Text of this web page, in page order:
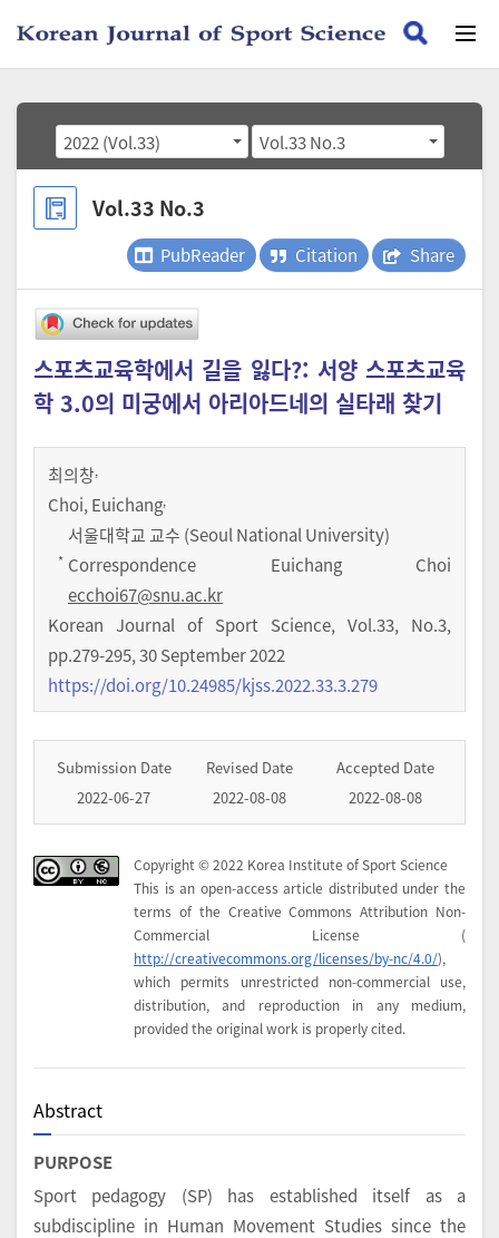
2022 (Vol.33) Vol.33 No.3
Vol.33 No.3
PubReader Citation Share
스포츠교육학에서 길을 잃다?: 서양 스포츠교육
학 3.0의 미궁에서 아리아드네의 실타래 찾기
최의창,
Choi, Euichang,
서울대학교 교수 (Seoul National University)
* Correspondence Euichang Choi
ecchoi67@snu.ac.kr
Korean Journal of Sport Science, Vol.33, No.3,
pp.279-295,30 September 2022
https://doi.org/10.24985/kjss.2022.33.3.279
Submission Date
2022-06-27
Revised Date
2022-08-08
Accepted Date
2022-08-08
Copyright © 2022 Korea Institute of Sport Science
This is an open-access article distributed under the
terms of the Creative Commons Attribution Non-
Commercial License (
http://creativecommons.org/licenses/by-nc/4.0/),
which permits unrestricted non-commercial use,
distribution, and reproduction in any medium,
provided the original work is properly cited.
Abstract
PURPOSE
Sport pedagogy (SP) has established itself as a
subdiscipline in Human Movement Studies since the